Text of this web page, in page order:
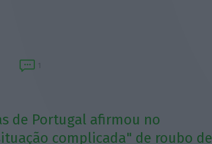
1
de Portugal afirmou no
complicada" de roubo de